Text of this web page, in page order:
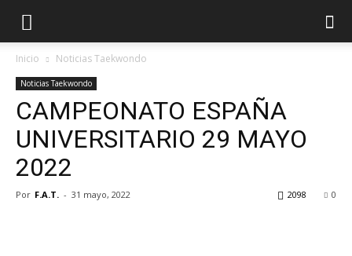
Inicio Noticias Taekwondo
Noticias Taekwondo
CAMPEONATO ESPAÑA
UNIVERSITARIO 29 MAYO
2022
Por F.A.T. - 31 mayo, 2022 0
2098